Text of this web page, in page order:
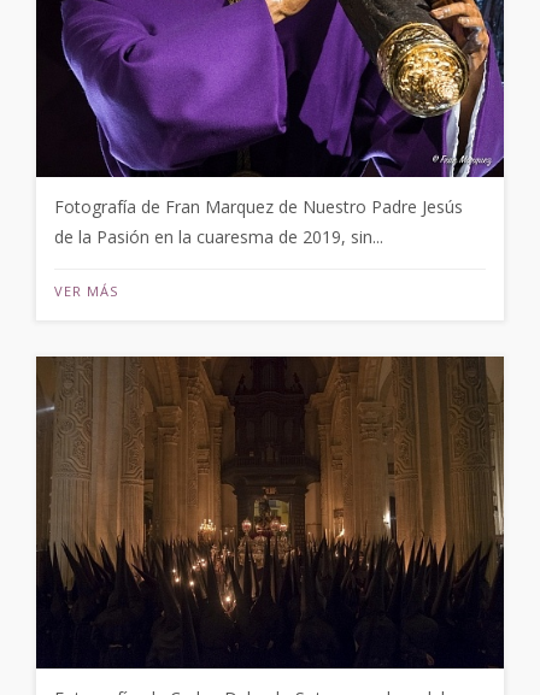
Fotografía de Fran Marquez de Nuestro Padre Jesús
de la Pasión en la cuaresma de 2019, sin...
VER MÁS